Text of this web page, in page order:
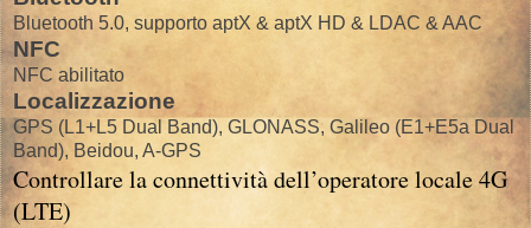
Bluetooth 5.0, supporto aptX & aptX HD & LDAC & AAC
NFC
NFC abilitato
Localizzazione
GPS (L1+L5 Dual Band), GLONASS, Galileo (E1+E5a Dual
Band), Beidou, A-GPS
Controllare la connettività dell’operatore locale 4G
(LTE)